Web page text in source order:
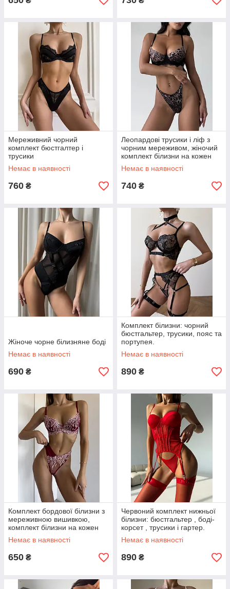
Мереживний чорний
комплект бюстгалтер і
трусики
Немає в наявності
760 ₴
Леопардові трусики і ліф з
чорним мереживом, жіночий
комплект білизни на кожен
день
Немає в наявності
740 ₴
Жіноче чорне білизняне боді
Немає в наявності
690 ₴
Комплект білизни: чорний
бюстгальтер, трусики, пояс та
портупея.
Немає в наявності
890 ₴
Комплект бордової білизни з
мереживною вишивкою,
комплект білизни на кожен
день
Немає в наявності
650 ₴
Червоний комплект нижньої
білизни: бюстгальтер , боді-
корсет , трусики і гартер.
Немає в наявності
890 ₴